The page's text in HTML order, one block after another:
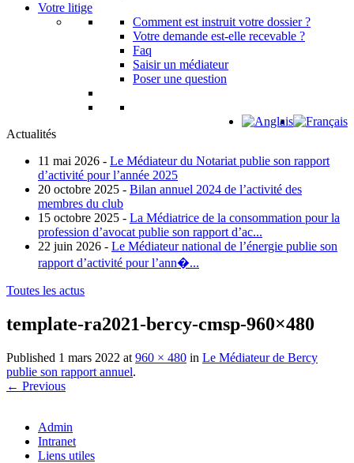
Votre litige
Comment est instruit votre dossier ?
Votre demande est-elle recevable ?
Faq
Saisir un médiateur
Poser une question
Actualités
11 mai 2026 - Le Médiateur du Notariat publie son rapport
d’activité pour l’année 2025
20 octobre 2025 - Bilan annuel 2024 de l’activité des
membres du club
15 octobre 2025 - La Médiatrice de la consommation pour la
profession d’avocat publie son rapport d’ac...
22 juin 2026 - Le Médiateur national de l’énergie publie son
rapport d’activité pour l’ann�...
Toutes les actus
template-ra2021-bercy-cmsp-960×480
Published 1 mars 2022 at 960 × 480 in Le Médiateur de Bercy
publie son rapport annuel.
← Previous
Admin
Intranet
Liens utiles